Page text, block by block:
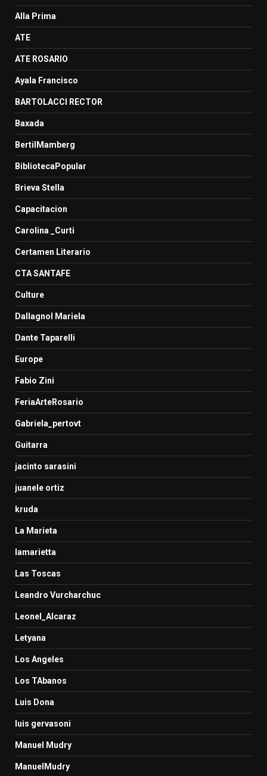
Alla Prima
ATE
ATE ROSARIO
Ayala Francisco
BARTOLACCI RECTOR
Baxada
BertilMamberg
BibliotecaPopular
Brieva Stella
Capacitacion
Carolina _Curti
Certamen Literario
CTA SANTAFE
Culture
Dallagnol Mariela
Dante Taparelli
Europe
Fabio Zini
FeriaArteRosario
Gabriela_pertovt
Guitarra
jacinto sarasini
juanele ortiz
kruda
La Marieta
lamarietta
Las Toscas
Leandro Vurcharchuc
Leonel_Alcaraz
Letyana
Los Angeles
Los TAbanos
Luis Dona
luis gervasoni
Manuel Mudry
ManuelMudry